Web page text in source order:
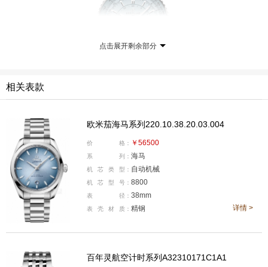
产品型号:A32310171C1A1
国内公价:￥44200
腕表直径:41毫米
表壳厚度:11.65毫米
机芯类型:自动机械
机芯型号:Cal.32
表壳材质:精钢
防水深度:30米
表款详情：
点击展开剩余部分
相关表款
欧米茄海马系列220.10.38.20.03.004
价 格： ￥56500
系 列： 海马
机 芯 类 型： 自动机械
机 芯 型 号： 8800
表 径： 38mm
表 壳 材 质： 精钢 详情 >
百年灵航空计时系列A32310171C1A1